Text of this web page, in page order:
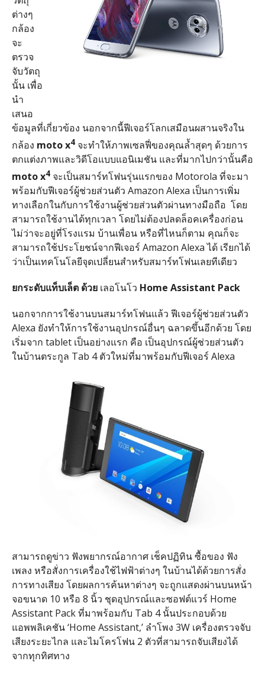
ต่างๆ
กล้อง
จะ
ตรวจ
จับวัตถุ
นั้น เพื่อ
นำ
เสนอ
ข้อมูลที่เกี่ยวข้อง นอกจากนี้ฟีเจอร์โลกเสมือนผสานจริงใน
กล้อง moto x4จะทำให้ภาพเซลฟี่ของคุณล้ำสุดๆ ด้วยการ
ตกแต่งภาพและวิดีโอแบบแอนิเมชัน และที่มากไปกว่านั้นคือ
moto x4จะเป็นสมาร์ทโฟนรุ่นแรกของ Motorola ที่จะมา
พร้อมกับฟีเจอร์ผู้ช่วยส่วนตัว Amazon Alexa เป็นการเพิ่ม
ทางเลือกในกับการใช้งานผู้ช่วยส่วนตัวผ่านทางมือถือ โดย
สามารถใช้งานได้ทุกเวลา โดยไม่ต้องปลดล็อคเครื่องก่อน
ไม่ว่าจะอยู่ที่โรงแรม บ้านเพื่อน หรือที่ไหนก็ตาม คุณก็จะ
สามารถใช้ประโยชน์จากฟีเจอร์ Amazon Alexa ได้ เรียกได้
ว่าเป็นเทคโนโลยีจุดเปลี่ยนสำหรับสมาร์ทโฟนเลยทีเดียว
ยกระดับแท็บเล็ต ด้วยเลอโนโว Home Assistant Pack
นอกจากการใช้งานบนสมาร์ทโฟนแล้ว ฟีเจอร์ผู้ช่วยส่วนตัว
Alexa ยังทำให้การใช้งานอุปกรณ์อื่นๆ ฉลาดขึ้นอีกด้วย โดย
เริ่มจาก tablet เป็นอย่างแรก คือ เป็นอุปกรณ์​ผู้ช่วยส่วนตัว
ในบ้านตระกูล Tab 4 ตัวใหม่ที่มาพร้อมกับฟีเจอร์​ Alexa
สามารถดูข่าว ฟังพยากรณ์อากาศ เช็คปฏิทิน ซื้อของ ฟัง
เพลง หรือสั่งการเครื่องใช้ไฟฟ้าต่างๆ ในบ้านได้ด้วยการสั่ง
การทางเสียง โดยผลการค้นหาต่างๆ จะถูกแสดงผ่านบนหน้า
จอขนาด 10 หรือ 8 นิ้ว ชุดอุปกรณ์และซอฟต์แวร์​ Home
Assistant Pack ที่มาพร้อมกับ Tab 4 นั้นประกอบด้วย
แอพพลิเคชัน ‘Home Assistant,’ ลำโพง 3W เครื่องตรวจจับ
เสียงระยะไกล และไมโครโฟน 2 ตัวที่สามารถจับเสียงได้
จากทุกทิศทาง